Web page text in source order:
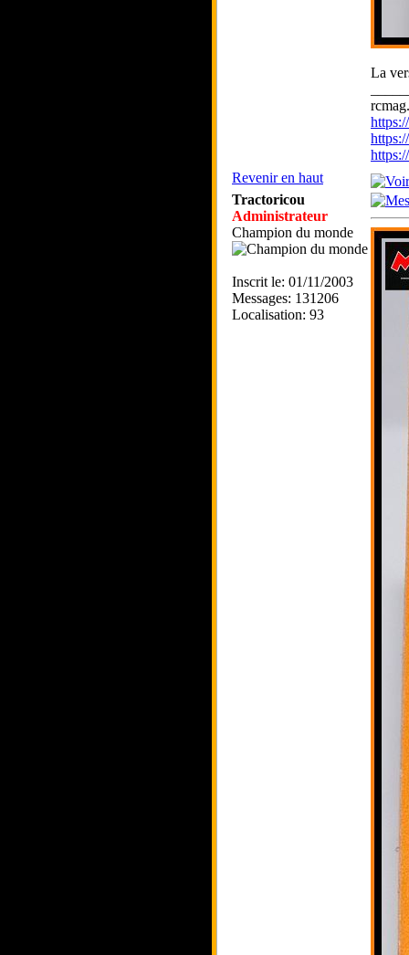
La
Revenir en haut
Tractoricou
Administrateur
Champion du monde
Inscrit le: 01/11/2003
Messages: 131206
Localisation: 93